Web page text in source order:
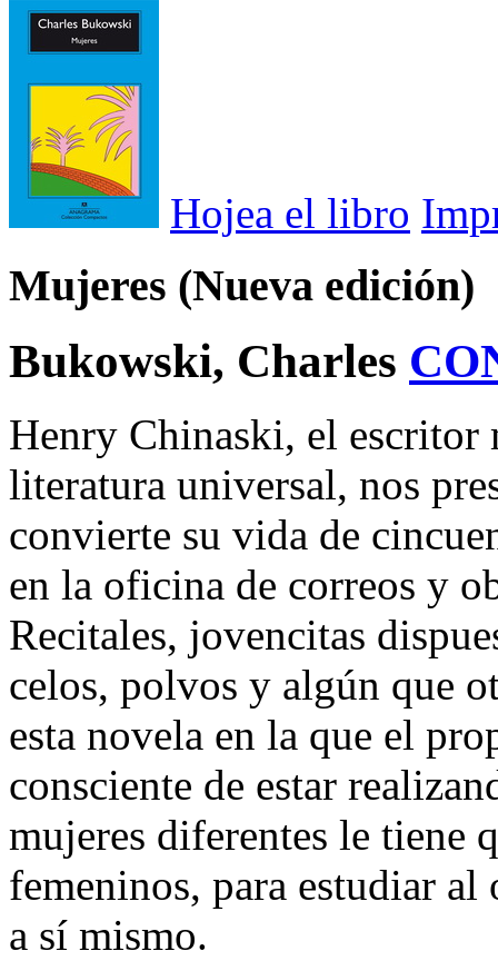
Hojea el libro
Mujeres (Nueva edición)
Bukowski, Charles
Henry Chinaski, el escritor
literatura universal, nos
convierte su vida de
en la oficina de correos y
Recitales, jovencitas
celos, polvos y algún que
esta novela en la que el
consciente de estar
mujeres diferentes le tiene
femeninos, para estudiar
a sí mismo.